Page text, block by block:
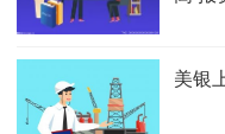
美银